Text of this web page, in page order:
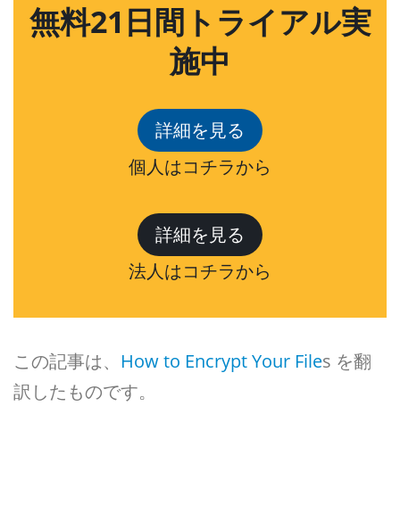
無料21日間トライアル実
施中
詳細を見る
個人はコチラから
詳細を見る
法人はコチラから
この記事は、 How to Encrypt Your Files を翻
訳したものです。